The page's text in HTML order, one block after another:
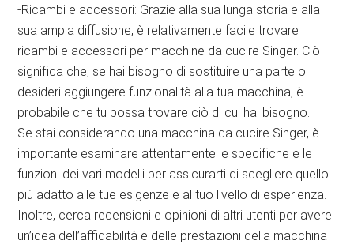
-Ricambi e accessori: Grazie alla sua lunga storia e alla
sua ampia diffusione, è relativamente facile trovare
ricambi e accessori per macchine da cucire Singer. Ciò
significa che, se hai bisogno di sostituire una parte o
desideri aggiungere funzionalità alla tua macchina, è
probabile che tu possa trovare ciò di cui hai bisogno.
Se stai considerando una macchina da cucire Singer, è
importante esaminare attentamente le specifiche e le
funzioni dei vari modelli per assicurarti di scegliere quello
più adatto alle tue esigenze e al tuo livello di esperienza.
Inoltre, cerca recensioni e opinioni di altri utenti per avere
un’idea dell’affidabilità e delle prestazioni della macchina